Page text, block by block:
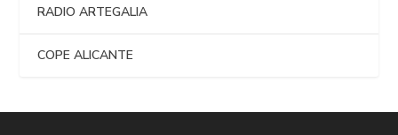
RADIO ARTEGALIA
COPE ALICANTE